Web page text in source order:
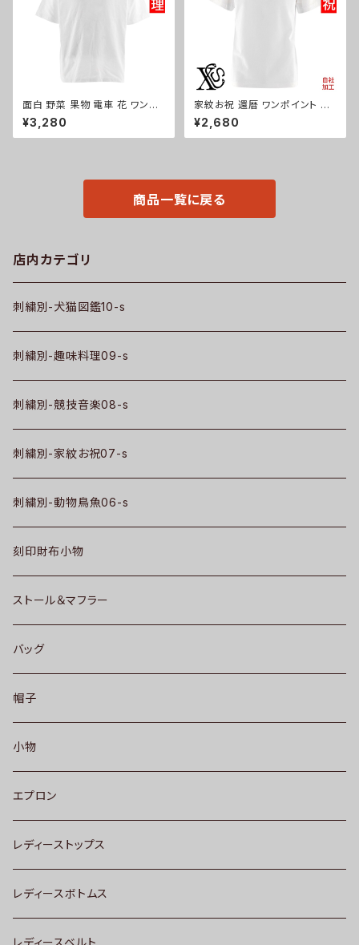
面白 野菜 果物 電車 花 ワンポ
イント 刺繍 5.6オンス ビッグシ
ルエット 半袖 Tシャツ メンズ グ
ッズ 白 ホワイト カットソー 黒
¥3,280
家紋お祝 還暦 ワンポイント 刺
繍 オリジナル5.6oz オリジナル
半袖 Tシャツ メンズ ロゴ おし
ゃれ tシャツ 無地 カットソー 和
7-s
¥2,680
商品一覧に戻る
店内カテゴリ
刺繍別-犬猫図鑑10-s
刺繍別-趣味料理09-s
刺繍別-競技音楽08-s
刺繍別-家紋お祝07-s
刺繍別-動物鳥魚06-s
刻印財布小物
ストール＆マフラー
バッグ
帽子
小物
エプロン
レディーストップス
レディースボトムス
レディースベルト